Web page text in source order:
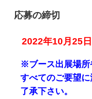
応募の締切
2022年10月25日
※ブース出展場所
すべてのご要望
了承下さい。